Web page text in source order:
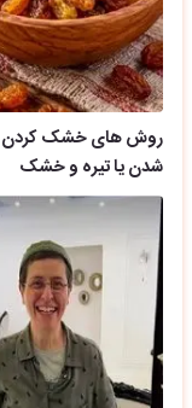
روش های خشک کردن
شدن یا تیره و خشک